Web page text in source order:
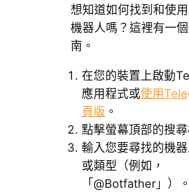
想知道如何找到和使
機器人嗎？這裡有一
南。
在您的裝置上啟動
應用程式或使用
頁版 。
點擊螢幕頂部的搜尋
輸入您要尋找的機
或類型（例如，
「@Botfather」）。